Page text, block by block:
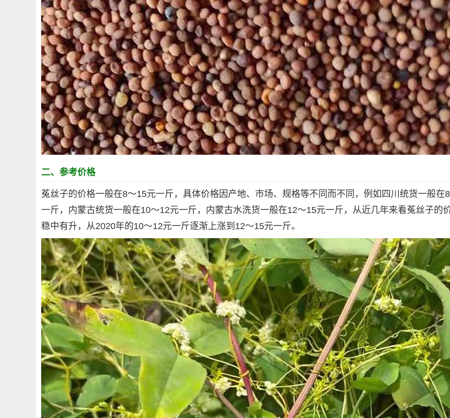
二、参考价格
菟丝子的价格一般在8～15元一斤，具体价格因产地、市场、规格等不同而不同，例如四川统货一般在
一斤，内蒙古统货一般在10～12元一斤，内蒙古水洗货一般在12～15元一斤，从近几年来看菟丝子的
稳中有升，从2020年的10～12元一斤逐渐上涨到12～15元一斤。